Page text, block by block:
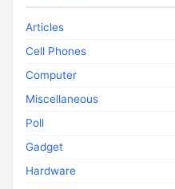
Articles
Cell Phones
Computer
Miscellaneous
Poll
Gadget
Hardware